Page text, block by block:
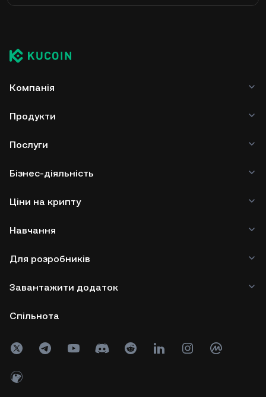
Компанія
Продукти
Послуги
Бізнес-діяльність
Ціни на крипту
Навчання
Для розробників
Завантажити додаток
Спільнота